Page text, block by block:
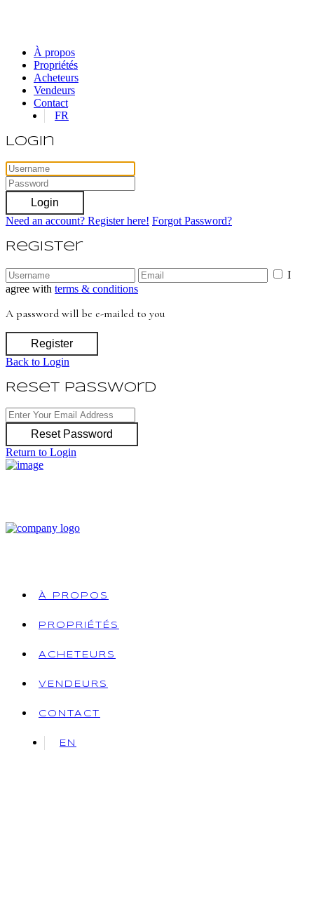
À propos
Propriétés
Acheteurs
Vendeurs
Contact
FR
Login
Login
Need an account? Register here! Forgot Password?
Register
I
agree with terms & conditions
A password will be e-mailed to you
Register
Back to Login
Reset Password
Reset Password
Return to Login
À PROPOS
PROPRIÉTÉS
ACHETEURS
VENDEURS
CONTACT
EN